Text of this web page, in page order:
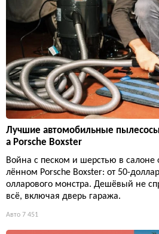
Лучшие автомобильные
а Porsche Boxster
Война с песком и шерстью в салоне
лённом Porsche Boxster: от 50-
олларового монстра. Дешёвый не
всё, включая дверь гаража.
Авто 7 451